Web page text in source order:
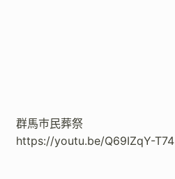
群馬市民葬祭
https://youtu.be/Q69IZqY-T74